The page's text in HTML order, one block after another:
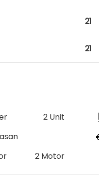
21
21
2 Unit
2 Motor